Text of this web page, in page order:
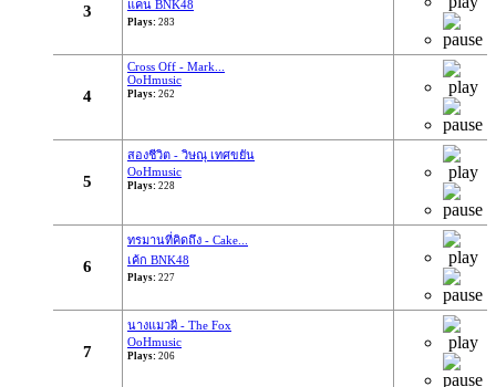
* ก็ไม่ได้โทษเธอเลยในวันนั้น
จะไม่อยู่ข้างเคียงกันในวันที่ฝนตก...
Re: Let you go - BNK48
By: OoHmusic
Let you go เพลงนี้ร้องโดยมิวสิค และ เจนนิษฐ์
เพลงนี้จะเป็นเพลงประกอบภาพยนต์ เรื่อง Where
we belong
เพลงแรกของ BNK48 ที่ไม่ได้มาจาก AKB48
Re: Hackset - รู้สึก(...
01/03/19 18:58:10
3
แคน BNK48
Plays: 283
4
Cross Off - Mark...
OoHmusic
Plays: 262
5
สองชีวิต - วิษณุ เทศขยัน
OoHmusic
Plays: 228
6
ทรมานที่คิดถึง - Cake...
เค้ก BNK48
Plays: 227
7
นางแมวผี - The Fox
OoHmusic
Plays: 206